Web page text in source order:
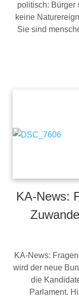
politisch: Bürger
keine
Sie sind
KA-News:
KA-News:
wird der neue
die
Parlament.